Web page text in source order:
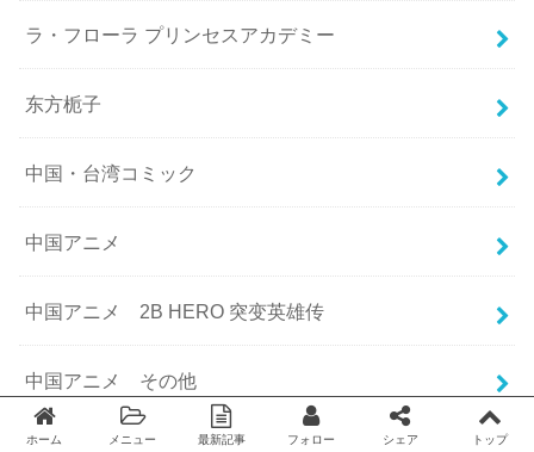
ラ・フローラ プリンセスアカデミー
东方栀子
中国・台湾コミック
中国アニメ
中国アニメ 2B HERO 突变英雄传
中国アニメ その他
ホーム メニュー 最新記事 フォロー シェア トップ
Twitter facebook